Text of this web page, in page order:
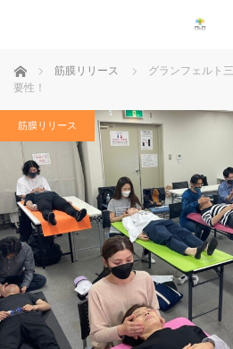
ホーム 筋膜リリース
グランフェルト
要性！
筋膜リリース